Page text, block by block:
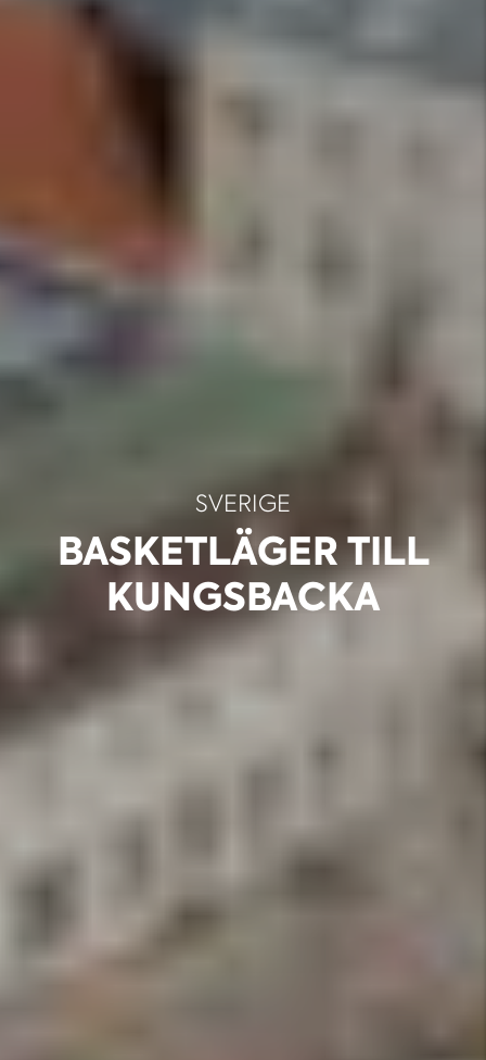
SVERIGE
BASKETLÄGER TILL
KUNGSBACKA